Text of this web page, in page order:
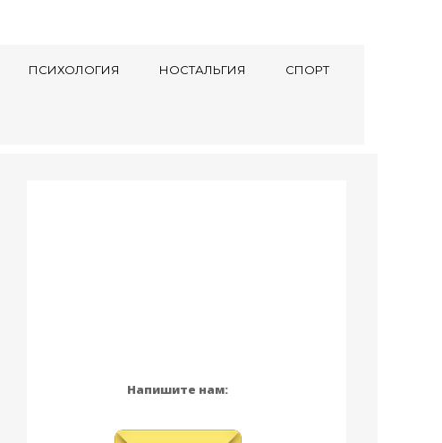
ПСИХОЛОГИЯ НОСТАЛЬГИЯ СПОРТ
Напишите нам: